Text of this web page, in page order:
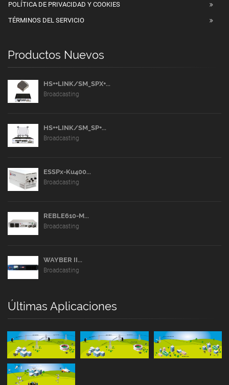
POLÍTICA DE PRIVACIDAD Y COOKIES
TÉRMINOS DEL SERVICIO
Productos Nuevos
HS++LINK/SM_SPX+...
Broadcasting
HS++LINK/SM_SP+...
Broadcasting
ESSPx-Ku400...
Broadcasting
REBLE610-M...
Broadcasting
WAYBER II...
Broadcasting
Últimas Aplicaciones